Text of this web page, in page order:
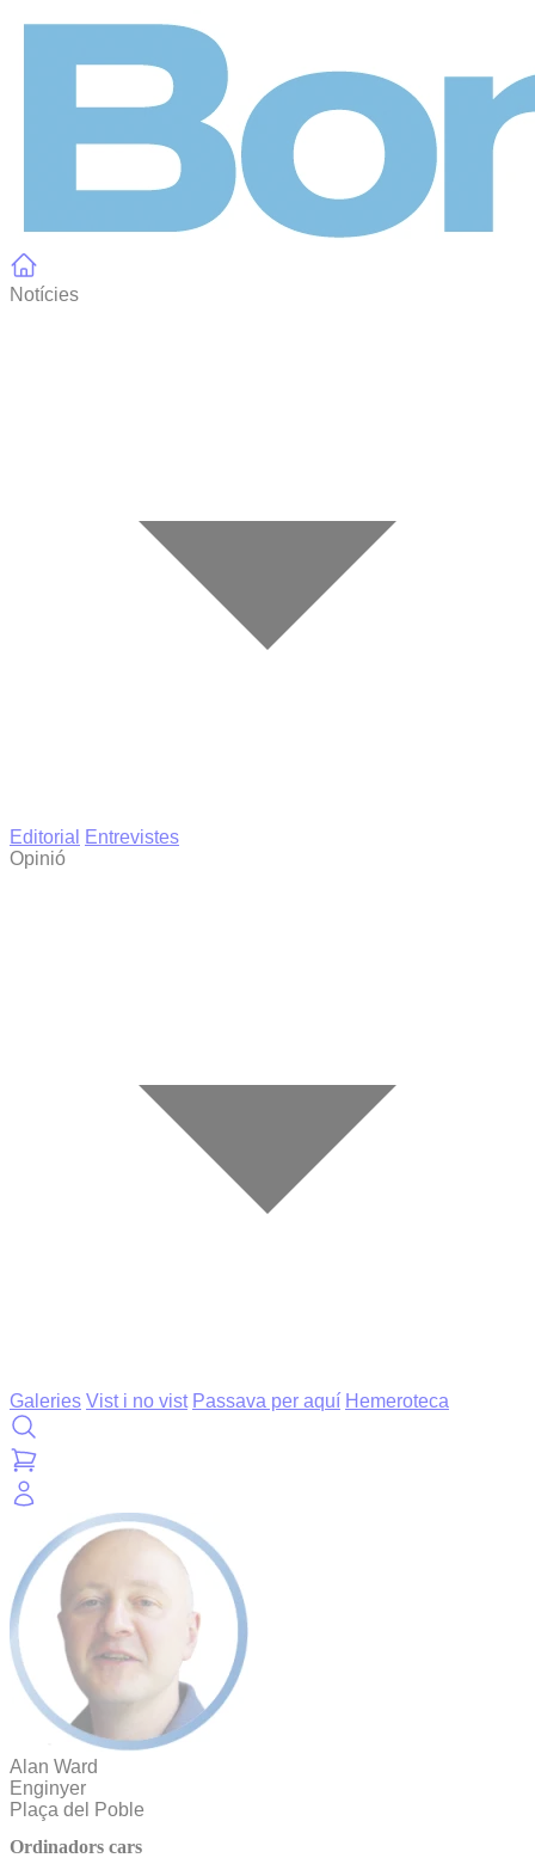
Notícies
Editorial
Entrevistes
Opinió
Galeries Vist i no vist Passava per aquí Hemeroteca
Alan Ward
Enginyer
Plaça del Poble
Ordinadors cars